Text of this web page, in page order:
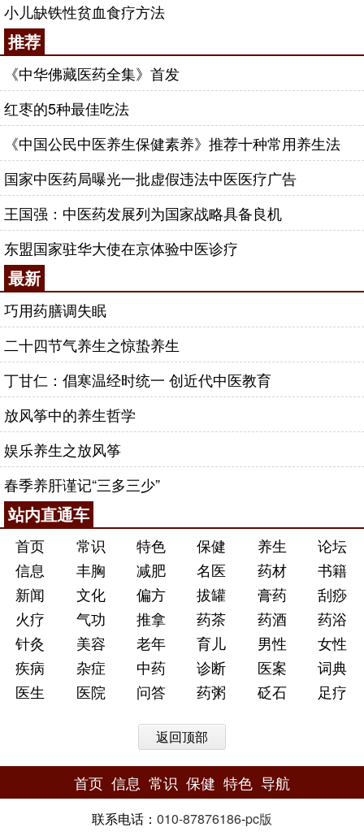
小儿缺铁性贫血食疗方法
推荐
《中华佛藏医药全集》首发
红枣的5种最佳吃法
《中国公民中医养生保健素养》推荐十种常用养生法
国家中医药局曝光一批虚假违法中医医疗广告
王国强：中医药发展列为国家战略具备良机
东盟国家驻华大使在京体验中医诊疗
最新
巧用药膳调失眠
二十四节气养生之惊蛰养生
丁甘仁：倡寒温经时统一 创近代中医教育
放风筝中的养生哲学
娱乐养生之放风筝
春季养肝谨记“三多三少”
站内直通车
首页 常识 特色 保健 养生
论坛
信息
丰胸 减肥 名医 药材
书籍
新闻
文化 偏方 拔罐 膏药
刮痧
火疗
气功 推拿 药茶 药酒
药浴
针灸
美容 老年 育儿 男性
女性
疾病
杂症 中药 诊断 医案
词典
医生
医院 问答 药粥 砭石 足疗
返回顶部
首页 信息 常识 保健 特色 导航
联系电话： 010-87876186-pc版